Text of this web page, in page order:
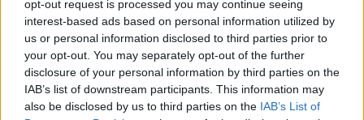
opt-out request is processed you may continue seeing
interest-based ads based on personal information utilized by
us or personal information disclosed to third parties prior to
your opt-out. You may separately opt-out of the further
disclosure of your personal information by third parties on the
IAB’s list of downstream participants. This information may
also be disclosed by us to third parties on the IAB’s List of
lissy_kind
Lebende Forenlegende
XL Reisen....YZ